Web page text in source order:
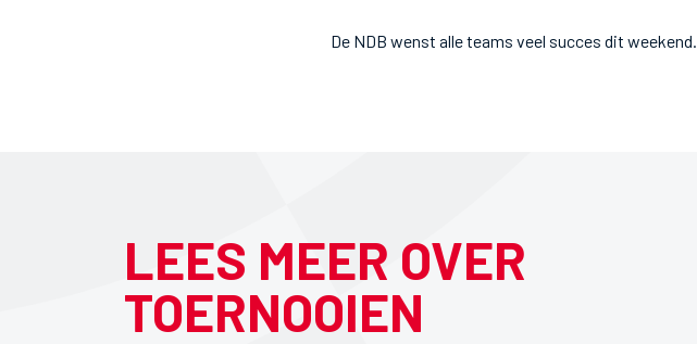
De NDB wenst alle teams veel succes dit weekend.
LEES MEER OVER
TOERNOOIEN